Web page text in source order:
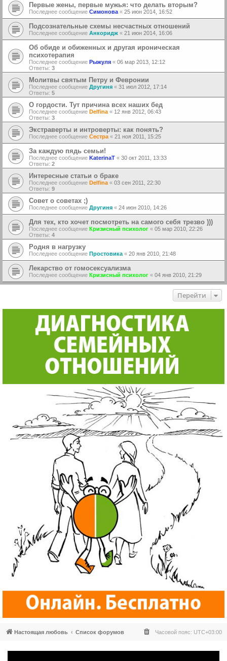
Первые жены, первые мужья: что делать вторым?
Последнее сообщение Симонова « 25 июн 2014, 16:52
Подсознательные схемы несчастных отношений
Последнее сообщение Анкоридж « 21 июн 2014, 16:06
Об обиде и обиженных и другая ироническая
психотерапия
Последнее сообщение Рыжуля « 06 мар 2013, 12:12
Ответы: 3
Молитвы святым Петру и Февронии
Последнее сообщение Другиня « 31 июл 2012, 17:14
Ответы: 5
О гордости. Тут причина всех наших бед
Последнее сообщение Delfina « 12 янв 2012, 06:43
Ответы: 3
Экстраверты и интроверты: как понять?
Последнее сообщение Сестра « 21 ноя 2011, 15:25
За каждую пядь семьи!
Последнее сообщение KaterinaT « 30 окт 2011, 13:33
Ответы: 2
Интересные статьи о браке
Последнее сообщение Delfina « 03 сен 2011, 22:30
Ответы: 9
Совет о советах ;)
Последнее сообщение Другиня « 24 июн 2010, 14:26
Для тех, кто хочет посмотреть на самого себя трезво )))
Последнее сообщение Кризисный психолог « 05 мар 2010, 22:26
Ответы: 4
Родня в нагрузку
Последнее сообщение Простовика « 20 янв 2010, 21:48
Лекарство от гомосексуализма
Последнее сообщение Кризисный психолог « 04 янв 2010, 21:29
Перейти
Настоящая любовь Список форумов Часовой пояс: UTC+03:00